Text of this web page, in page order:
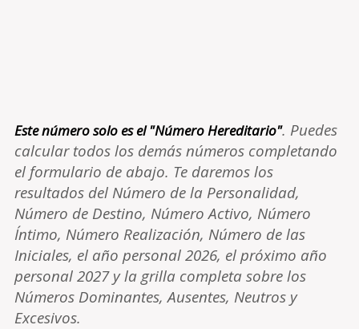
Este número solo es el "Número Hereditario". Puedes
calcular todos los demás números completando
el formulario de abajo. Te daremos los
resultados del Número de la Personalidad,
Número de Destino, Número Activo, Número
Íntimo, Número Realización, Número de las
Iniciales, el año personal 2026, el próximo año
personal 2027 y la grilla completa sobre los
Números Dominantes, Ausentes, Neutros y
Excesivos.